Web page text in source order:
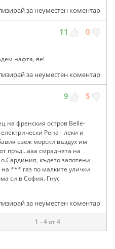
за неуместен коментар
11 0
нафта, ве!
за неуместен коментар
9 5
на френския остров Belle-
Рена - леки и
свеж морски въздух им
пръд...ааа смраднята на
където запотени
*** газ по малките улички
си в София. Гнус
за неуместен коментар
1 - 4 от 4